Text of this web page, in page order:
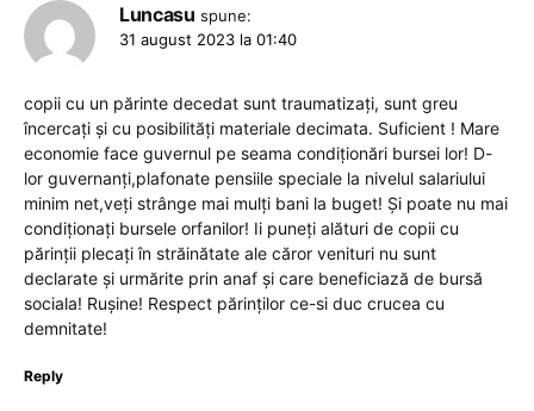
Luncasu spune:
31 august 2023 la 01:40
copii cu un părinte decedat sunt traumatizați, sunt greu
încercați și cu posibilități materiale decimata. Suficient ! Mare
economie face guvernul pe seama condiționări bursei lor! D-
lor guvernanți,plafonate pensiile speciale la nivelul salariului
minim net,veți strânge mai mulți bani la buget! Și poate nu mai
condiționați bursele orfanilor! Ii puneți alături de copii cu
părinții plecați în străinătate ale căror venituri nu sunt
declarate și urmărite prin anaf și care beneficiază de bursă
sociala! Rușine! Respect părinților ce-si duc crucea cu
demnitate!
Reply